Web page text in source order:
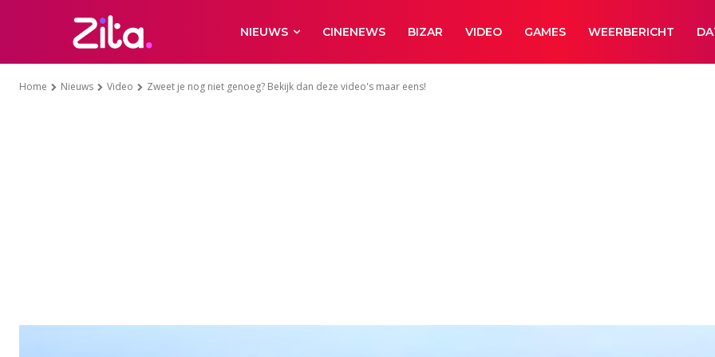
NIEUWS CINENEWS BIZAR VIDEO GAMES WEERBERICHT
Home Nieuws Video Zweet je nog niet genoeg? Bekijk dan deze video's maar eens!